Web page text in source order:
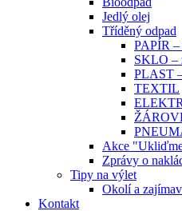
Jedlý olej
Tříděný odpad
PAPÍR –
SKLO –
PLAST
TEXTIL
Akce
Zprávy o
Tipy na výlet
Okolí a
Kontakt